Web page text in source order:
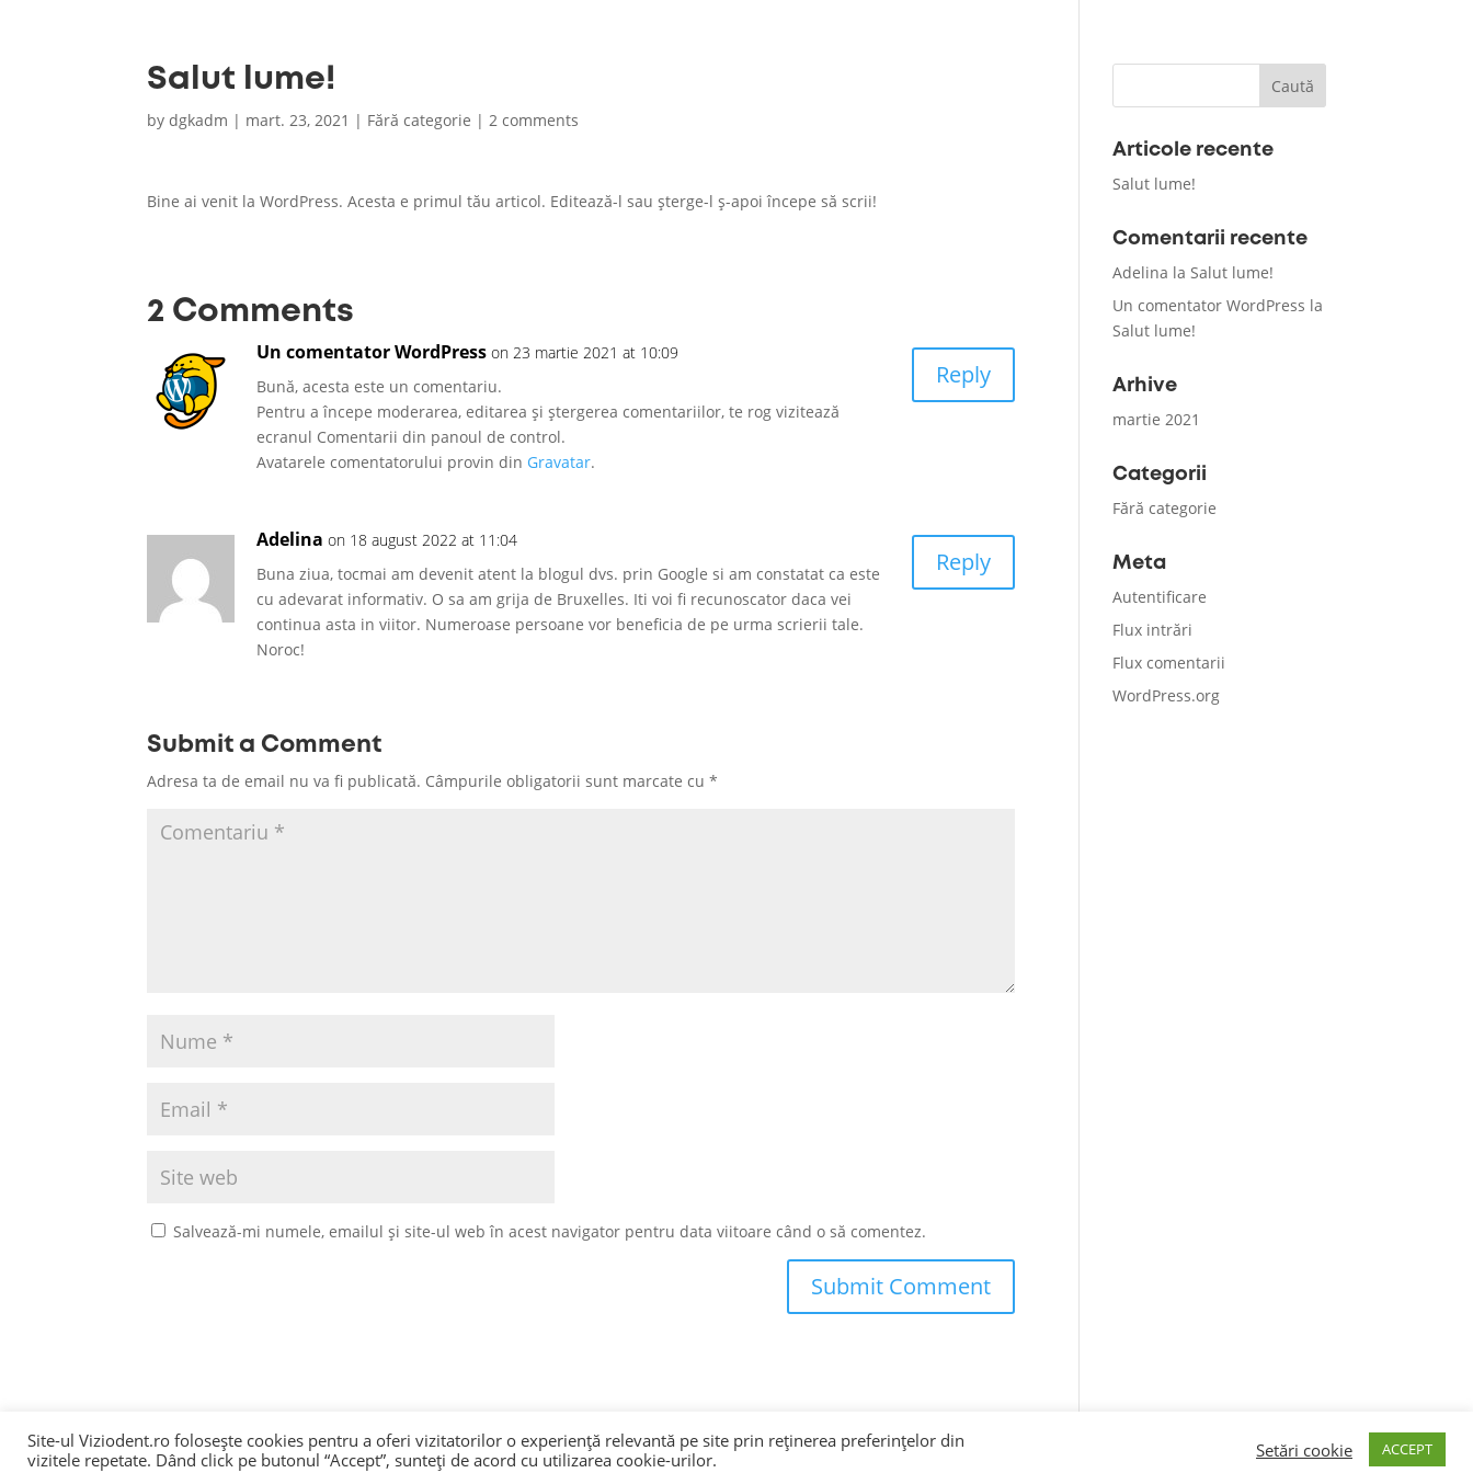
Salut lume!
bydgkadm | mart. 23, 2021 | Fără categorie |2 comments
Bine ai venit la WordPress. Acesta e primul tău articol. Editează-l sau șterge-l ș-apoi începe să scrii!
2 Comments
Un comentator WordPress on 23 martie 2021 at 10:09
Bună, acesta este un comentariu.
Pentru a începe moderarea, editarea și ștergerea comentariilor, te rog vizitează
ecranul Comentarii din panoul de control.
Avatarele comentatorului provin din Gravatar.
Reply
Adelina on 18 august 2022 at 11:04
Buna ziua, tocmai am devenit atent la blogul dvs. prin Google si am constatat ca este
cu adevarat informativ. O sa am grija de Bruxelles. Iti voi fi recunoscator daca vei
continua asta in viitor. Numeroase persoane vor beneficia de pe urma scrierii tale.
Noroc!
Reply
Submit a Comment
Adresa ta de email nu va fi publicată. Câmpurile obligatorii sunt marcate cu*
Salvează-mi numele, emailul și site-ul web în acest navigator pentru data viitoare când o să comentez.
Articole recente
Salut lume!
Comentarii recente
Adelina laSalut lume!
Un comentator WordPress la
Salut lume!
Arhive
martie 2021
Categorii
Fără categorie
Meta
Autentificare
Flux intrări
Flux comentarii
WordPress.org
Site-ul Viziodent.ro folosește cookies pentru a oferi vizitatorilor o experiență relevantă pe site prin reținerea preferințelor din
vizitele repetate. Dând click pe butonul “Accept”, sunteți de acord cu utilizarea cookie-urilor.
Setări cookie ACCEPT